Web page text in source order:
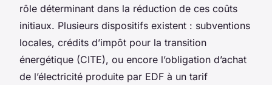
rôle déterminant dans la réduction de ces coûts
initiaux. Plusieurs dispositifs existent : subventions
locales, crédits d’impôt pour la transition
énergétique (CITE), ou encore l’obligation d’achat
de l’électricité produite par EDF à un tarif